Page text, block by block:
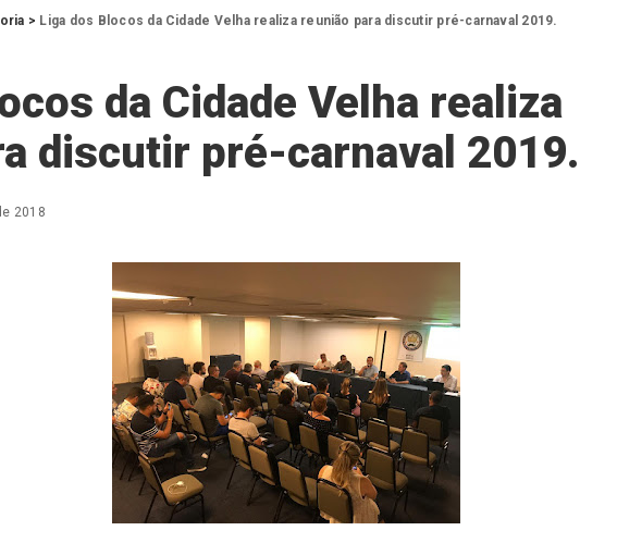
> Liga dos Blocos da Cidade Velha realiza reunião para discutir pré-carnaval 2019.
da Cidade Velha realiza
discutir pré-carnaval 2019.
2018